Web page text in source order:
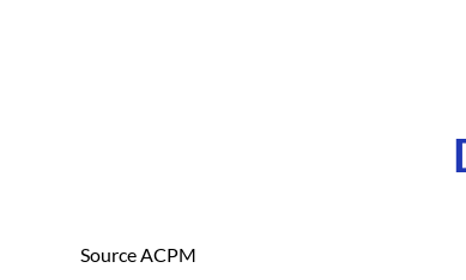
Source ACPM